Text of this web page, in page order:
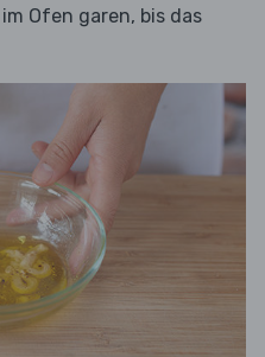
Ofen garen, bis das